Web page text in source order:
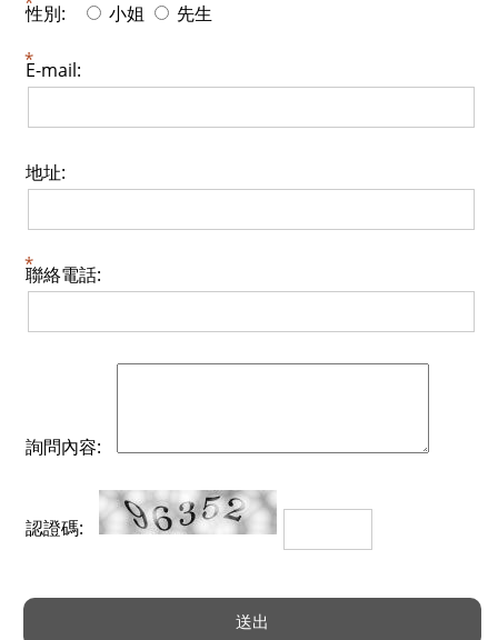
性別: 小姐 先生
E-mail:
地址:
聯絡電話:
詢問內容:
認證碼: